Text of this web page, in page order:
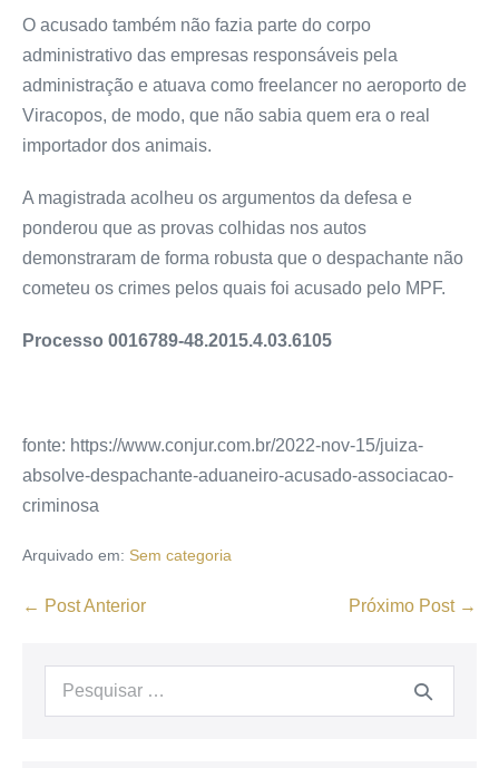
O acusado também não fazia parte do corpo
administrativo das empresas responsáveis pela
administração e atuava como freelancer no aeroporto de
Viracopos, de modo, que não sabia quem era o real
importador dos animais.
A magistrada acolheu os argumentos da defesa e
ponderou que as provas colhidas nos autos
demonstraram de forma robusta que o despachante não
cometeu os crimes pelos quais foi acusado pelo MPF.
Processo 0016789-48.2015.4.03.6105
fonte: https://www.conjur.com.br/2022-nov-15/juiza-
absolve-despachante-aduaneiro-acusado-associacao-
criminosa
Arquivado em: Sem categoria
← Post Anterior Próximo Post →